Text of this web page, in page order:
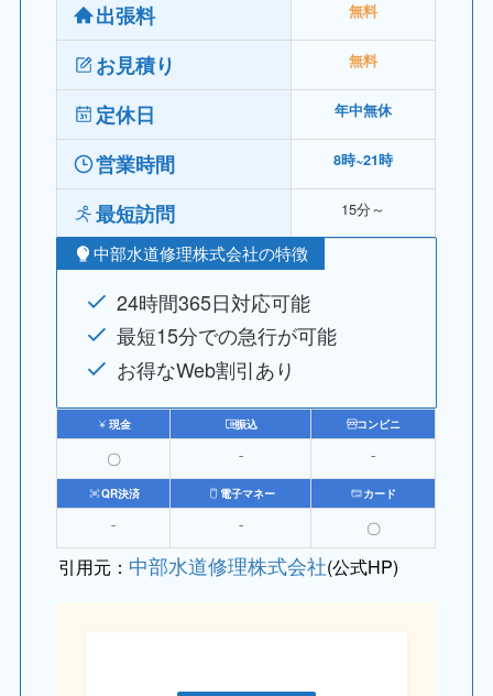
出張料 無料
お見積り 無料
定休日 年中無休
営業時間 8時~21時
最短訪問 15分～
中部水道修理株式会社​​の特徴
24時間365日対応可能
最短15分での急行が可能
お得なWeb割引あり
現金 振込 コンビニ
〇 ⁻ ⁻
QR決済 電子マネー カード
⁻ ⁻ 〇
引用元： 中部水道修理株式会社(公式HP)